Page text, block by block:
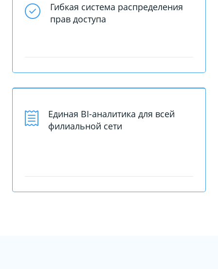
Гибкая система распределения
прав доступа
Единая BI-аналитика для всей
филиальной сети